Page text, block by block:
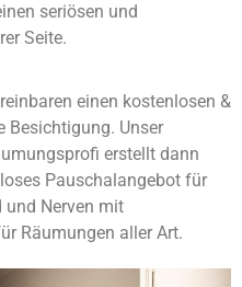
seriösen und
Seite.
einen kostenlosen &
Besichtigung. Unser
erstellt dann
Pauschalangebot für
und Nerven mit
Räumungen aller Art.